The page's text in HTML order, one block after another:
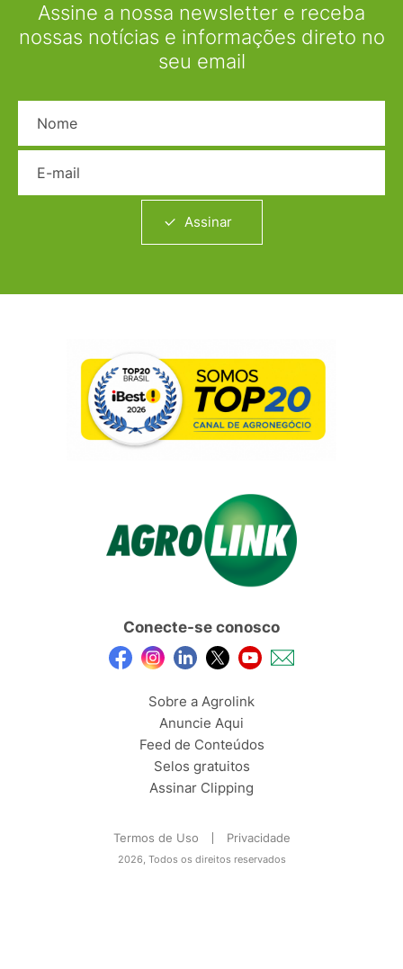
Assine a nossa newsletter e receba
nossas notícias e informações direto no
seu email
Assinar
Conecte-se conosco
Sobre a Agrolink
Anuncie Aqui
Feed de Conteúdos
Selos gratuitos
Assinar Clipping
Termos de Uso Privacidade
2026, Todos os direitos reservados